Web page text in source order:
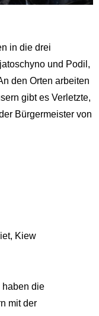
in die drei
und Podil,
den Orten arbeiten
gibt es Verletzte,
Bürgermeister von
Kiew
haben die
mit der